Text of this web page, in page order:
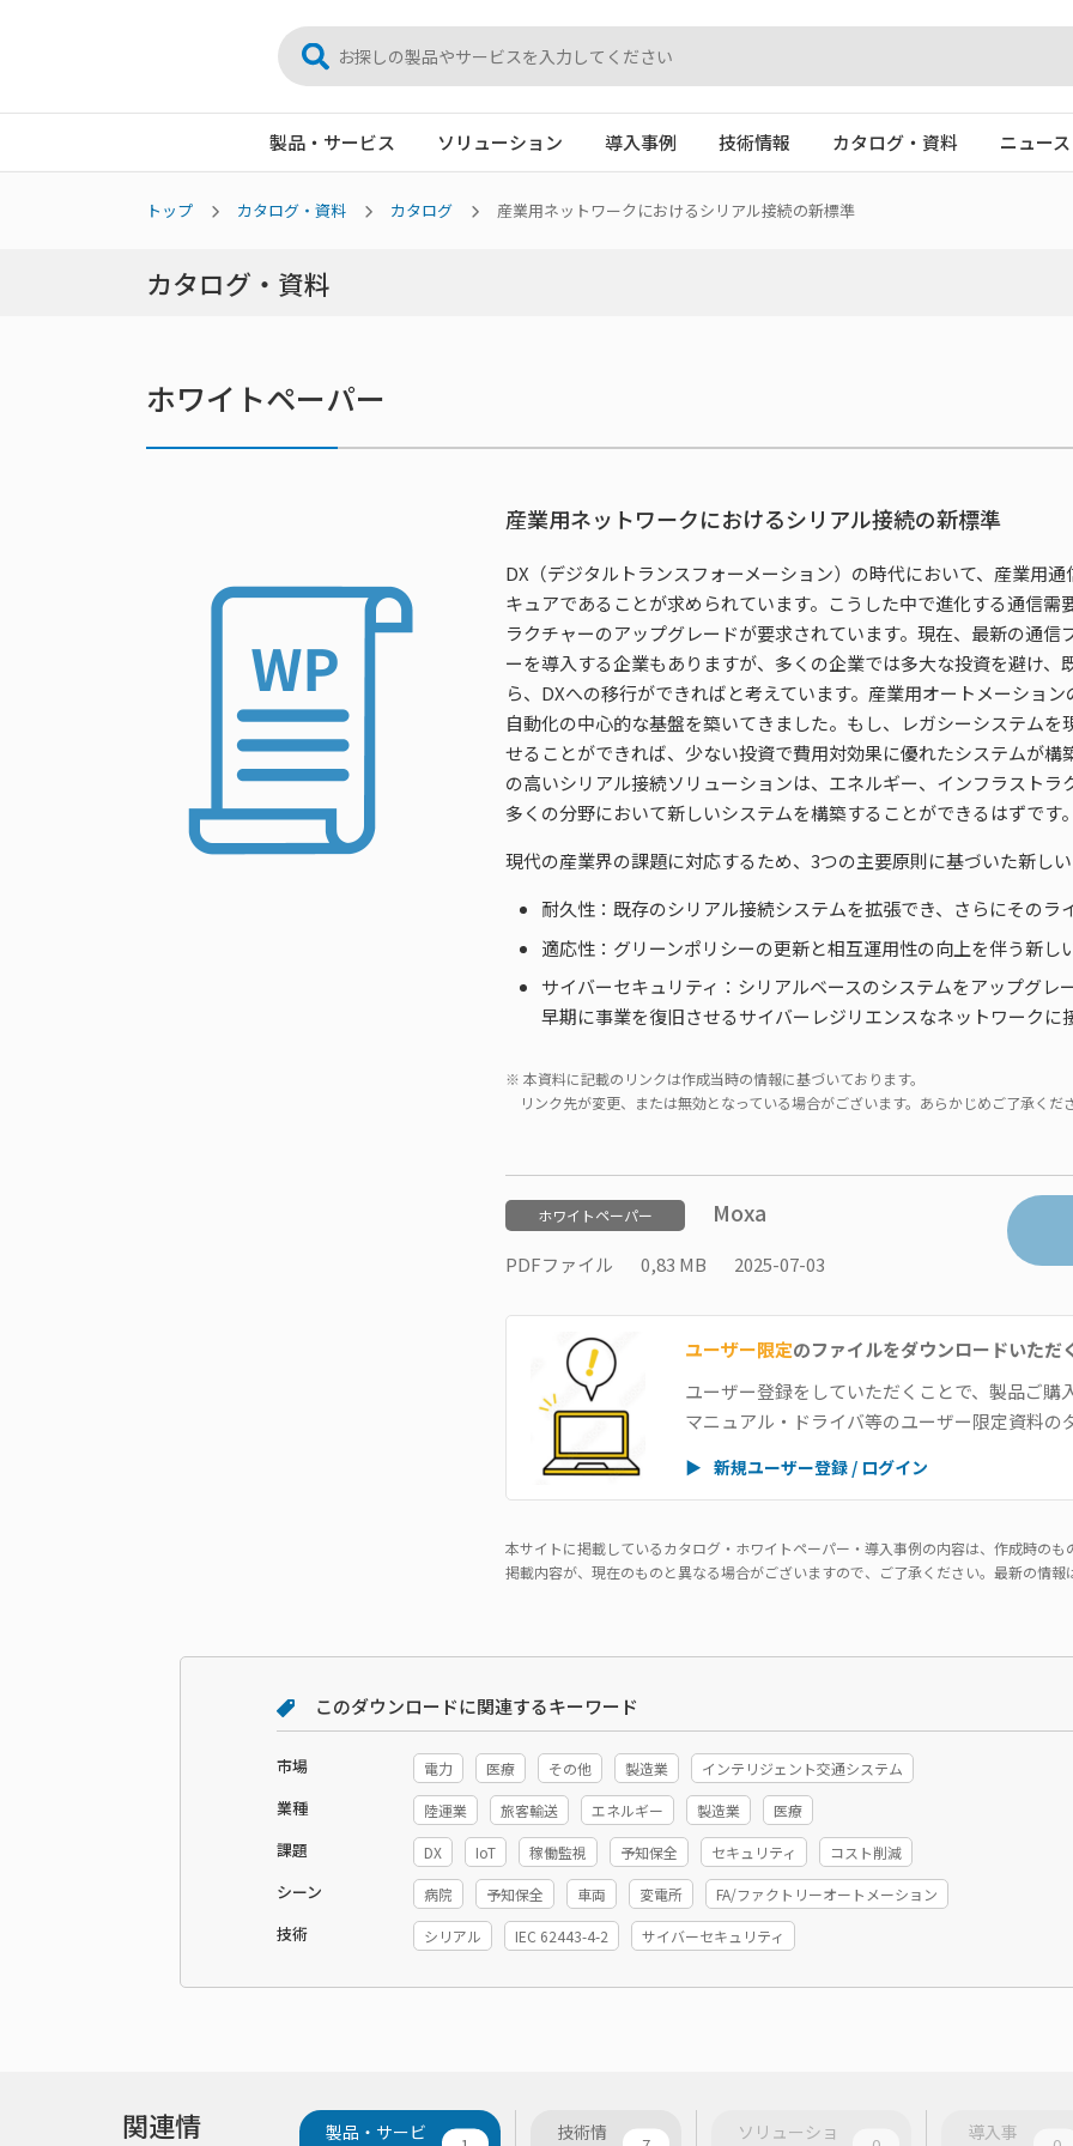
製品・サービス ソリューション 導入事例 技術情報 カタログ・資料 ニュース
トップ カタログ・資料 カタログ 産業用ネットワークにおけるシリアル接続の新標準
カタログ・資料
ホワイトペーパー
産業用ネットワークにおけるシリアル接続の新標準
DX（デジタルトランスフォーメーション）の時代において、産業用
キュアであることが求められています。こうした中で進化する通信
ラクチャーのアップグレードが要求されています。現在、最新の通
ーを導入する企業もありますが、多くの企業では多大な投資を避け
ら、DXへの移行ができればと考えています。産業用オートメーショ
自動化の中心的な基盤を築いてきました。もし、レガシーシステム
せることができれば、少ない投資で費用対効果に優れたシステムが
の高いシリアル接続ソリューションは、エネルギー、インフラスト
多くの分野において新しいシステムを構築することができるはずです
現代の産業界の課題に対応するため、3つの主要原則に基づいた新し
耐久性：既存のシリアル接続システムを拡張でき、さらにそのラ
適応性：グリーンポリシーの更新と相互運用性の向上を伴う新し
サイバーセキュリティ：シリアルベースのシステムをアップグ
早期に事業を復旧させるサイバーレジリエンスなネットワークに
本資料に記載のリンクは作成当時の情報に基づいております。
リンク先が変更、または無効となっている場合がございます。あらかじめご了承くだ
ホワイトペーパー Moxa
PDFファイル 0,83 MB 2025-07-03
ユーザー限定のファイルをダウンロードいただ
ユーザー登録をしていただくことで、製品ご購
マニュアル・ドライバ等のユーザー限定資料
▶ 新規ユーザー登録 / ログイン
本サイトに掲載しているカタログ・ホワイトペーパー・導入事例の内容は、作成時のも
掲載内容が、現在のものと異なる場合がございますので、ご了承ください。最新の情報
このダウンロードに関連するキーワード
市場 電力 医療 その他 製造業 インテリジェント交通システム
業種 陸運業 旅客輸送 エネルギー 製造業 医療
課題 DX IoT 稼働監視 予知保全 セキュリティ コスト削減
シーン 病院 予知保全 車両 変電所 FA/ファクトリーオートメーション
技術 シリアル IEC 62443-4-2 サイバーセキュリティ
関連情
製品・サービ
技術情
ソリューショ
導入事